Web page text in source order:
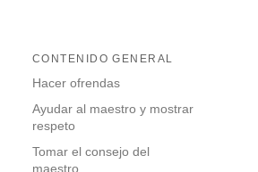
CONTENIDO GENERAL
Hacer ofrendas
Ayudar al maestro y mostrar
respeto
Tomar el consejo del
maestro